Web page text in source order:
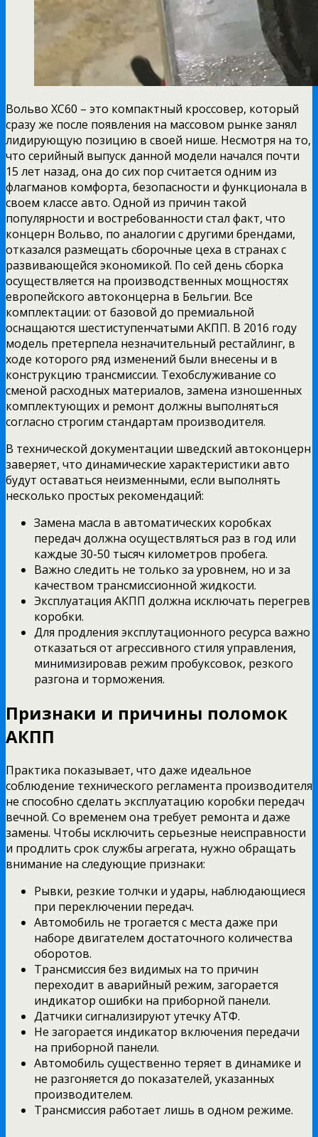
Вольво ХС60 – это компактный кроссовер, который
сразу же после появления на массовом рынке занял
лидирующую позицию в своей нише. Несмотря на то,
что серийный выпуск данной модели начался почти
15 лет назад, она до сих пор считается одним из
флагманов комфорта, безопасности и функционала в
своем классе авто. Одной из причин такой
популярности и востребованности стал факт, что
концерн Вольво, по аналогии с другими брендами,
отказался размещать сборочные цеха в странах с
развивающейся экономикой. По сей день сборка
осуществляется на производственных мощностях
европейского автоконцерна в Бельгии. Все
комплектации: от базовой до премиальной
оснащаются шестиступенчатыми АКПП. В 2016 году
модель претерпела незначительный рестайлинг, в
ходе которого ряд изменений были внесены и в
конструкцию трансмиссии. Техобслуживание со
сменой расходных материалов, замена изношенных
комплектующих и ремонт должны выполняться
согласно строгим стандартам производителя.
В технической документации шведский автоконцерн
заверяет, что динамические характеристики авто
будут оставаться неизменными, если выполнять
несколько простых рекомендаций:
Замена масла в автоматических коробках
передач должна осуществляться раз в год или
каждые 30-50 тысяч километров пробега.
Важно следить не только за уровнем, но и за
качеством трансмиссионной жидкости.
Эксплуатация АКПП должна исключать перегрев
коробки.
Для продления эксплутационного ресурса важно
отказаться от агрессивного стиля управления,
минимизировав режим пробуксовок, резкого
разгона и торможения.
Признаки и причины поломок
АКПП
Практика показывает, что даже идеальное
соблюдение технического регламента производителя
не способно сделать эксплуатацию коробки передач
вечной. Со временем она требует ремонта и даже
замены. Чтобы исключить серьезные неисправности
и продлить срок службы агрегата, нужно обращать
внимание на следующие признаки:
Рывки, резкие толчки и удары, наблюдающиеся
при переключении передач.
Автомобиль не трогается с места даже при
наборе двигателем достаточного количества
оборотов.
Трансмиссия без видимых на то причин
переходит в аварийный режим, загорается
индикатор ошибки на приборной панели.
Датчики сигнализируют утечку АТФ.
Не загорается индикатор включения передачи
на приборной панели.
Автомобиль существенно теряет в динамике и
не разгоняется до показателей, указанных
производителем.
Трансмиссия работает лишь в одном режиме.